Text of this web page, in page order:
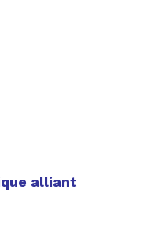
alliant